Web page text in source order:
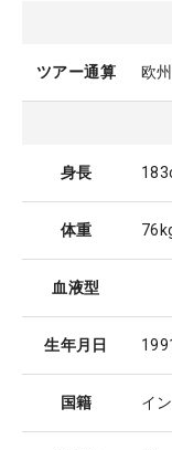
ツアー通算 欧
身長
体重
血液型
生年月日
国籍 イ